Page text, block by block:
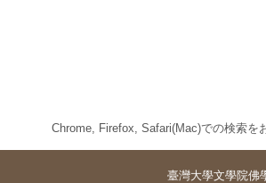
Chrome, Firefox, Safari(Mac)での検索を
臺灣大學文學院佛